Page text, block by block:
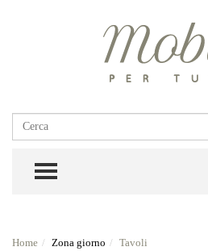
Cerca
TOGGLE MENU
Home Zona giorno Tavoli